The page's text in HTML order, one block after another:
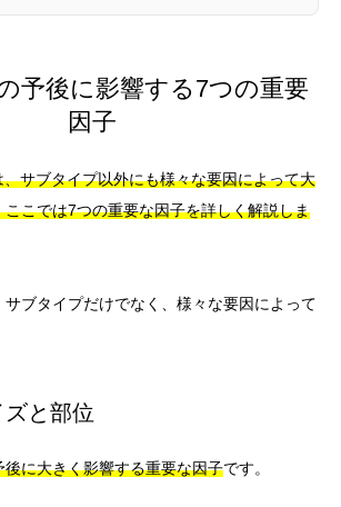
予後に影響する7つの重要
因子
、サブタイプ以外にも様々な要因によって大
こでは7つの重要な因子を詳しく解説しま
サブタイプだけでなく、様々な要因によって
と部位
後に大きく影響する重要な因子です。